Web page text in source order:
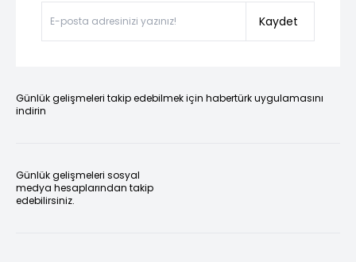
Kaydet
Günlük gelişmeleri takip edebilmek için habertürk uygulamasını
indirin
Günlük gelişmeleri sosyal
medya hesaplarından takip
edebilirsiniz.